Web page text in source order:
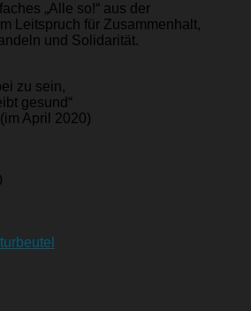
„Alle so!“ aus der
Leitspruch für Zusammenhalt,
und Solidarität.
zu sein,
gesund“
April 2020)